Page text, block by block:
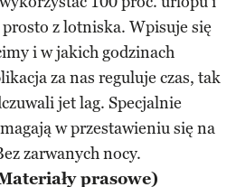
z lotniska. Wpisuje się
i w jakich godzinach
za nas reguluje czas, tak
jet lag. Specjalnie
w przestawieniu się na
zarwanych nocy.
prasowe)